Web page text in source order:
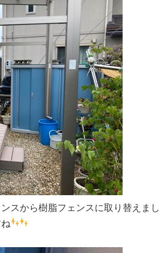
スから樹脂フェンスに取り替えま